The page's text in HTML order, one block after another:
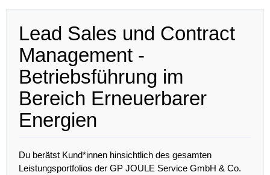
Lead Sales und Contract
Management -
Betriebsführung im
Bereich Erneuerbarer
Energien
Du berätst Kund*innen hinsichtlich des gesamten
Leistungsportfolios der GP JOULE Service GmbH & Co.